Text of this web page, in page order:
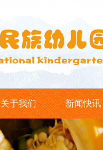
关于我们 新闻快讯